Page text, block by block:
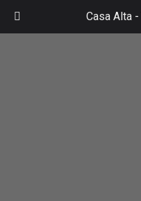
Casa Alta -